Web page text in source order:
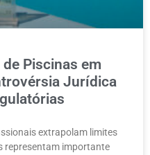
Piscinas em
Jurídica
extrapolam limites
representam importante